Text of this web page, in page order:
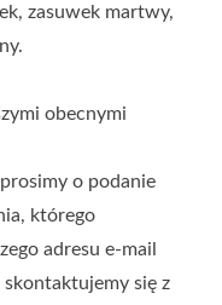
zasuwek martwy,
obecnymi
o podanie
którego
adresu e-mail
skontaktujemy się z